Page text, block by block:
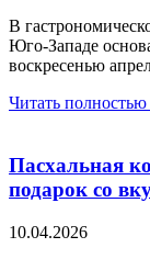
В
Юго-Западе
воскресенью
Читать полностью
Пасхальная
подарок со
10.04.2026